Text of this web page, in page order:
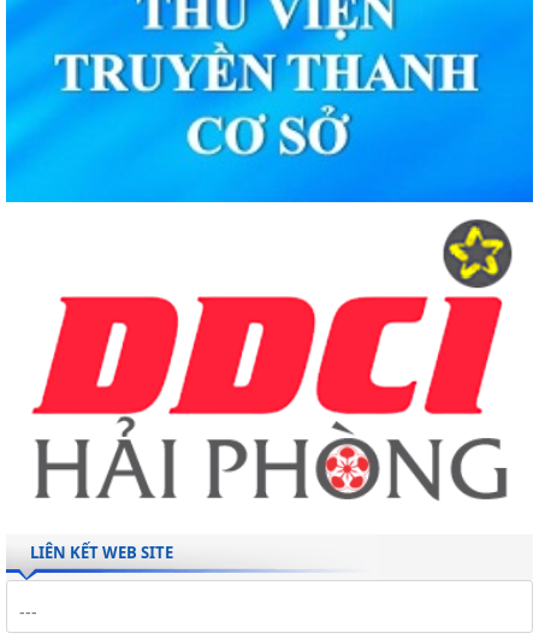
LIÊN KẾT WEB SITE